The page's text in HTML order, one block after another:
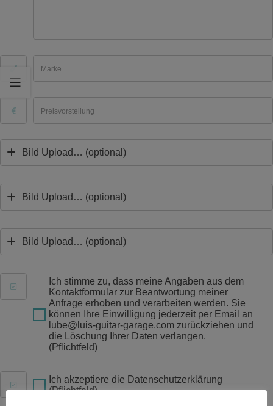
Marke
Preisvorstellung
Bild Upload… (optional)
Bild Upload… (optional)
Bild Upload… (optional)
Ich stimme zu, dass meine Angaben aus dem
Kontaktformular zur Beantwortung meiner
Anfrage erhoben und verarbeiten werden. Sie
können Ihre Einwilligung jederzeit per Email an
lube@luis-guitar-garage.com zurückziehen und
die Löschung Ihrer Daten verlangen.
(Pflichtfeld)
Ich akzeptiere die Datenschutzerklärung
(Pflichtfeld)